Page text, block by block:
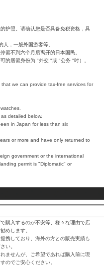
护照。请确认您是否具备免税资格，具
人，一般外国游客等。
留不到六个月后离开的日本国民。
的居留身份为 "外交 "或 "公务 "时）。
we can provide tax-free services for
detailed below.
in Japan for less than six
or more and have only returned to
government or the international
permit is "Diplomatic" or
購入するのが不安等、様々な理由で店
めします。
携しており、海外の方との販売実績も
い。
ませんが、ご希望であれば購入前に現
のでご安心ください。